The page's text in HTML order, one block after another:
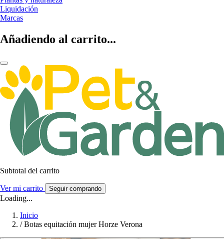
Liquidación
Marcas
Añadiendo al carrito...
Subtotal del carrito
Ver mi carrito Seguir comprando
Loading...
Inicio
/ Botas equitación mujer Horze Verona